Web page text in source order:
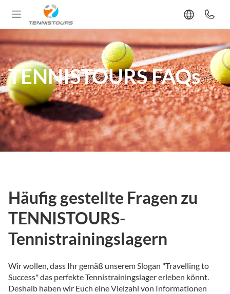
TENNISTOURS FAQs
Häufig gestellte Fragen zu
TENNISTOURS-
Tennistrainingslagern
Wir wollen, dass Ihr gemäß unserem Slogan "Travelling to
Success" das perfekte Tennistrainingslager erleben könnt.
Deshalb haben wir Euch eine Vielzahl von Informationen